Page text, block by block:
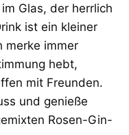
Glas, der herrlich
ist ein kleiner
merke immer
hebt,
mit Freunden.
und genieße
Rosen-Gin-